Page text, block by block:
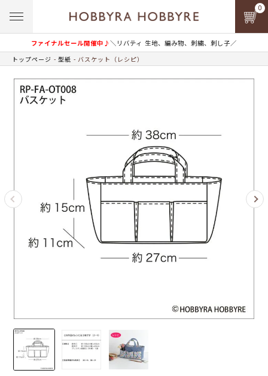
ファイナルセール開催中♪＼リバティ 生地、編み物、刺繍、刺し子／
0
トップページ 型紙 バスケット（レシピ）